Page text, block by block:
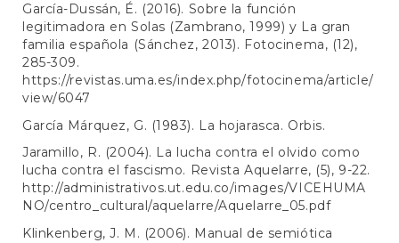
García-Dussán, É. (2016). Sobre la función
legitimadora en Solas (Zambrano, 1999) y La gran
familia española (Sánchez, 2013). Fotocinema, (12),
285-309.
https://revistas.uma.es/index.php/fotocinema/article/
view/6047
García Márquez, G. (1983). La hojarasca. Orbis.
Jaramillo, R. (2004). La lucha contra el olvido como
lucha contra el fascismo. Revista Aquelarre, (5), 9-22.
http://administrativos.ut.edu.co/images/VICEHUMA
NO/centro_cultural/aquelarre/Aquelarre_05.pdf
Klinkenberg, J. M. (2006). Manual de semiótica